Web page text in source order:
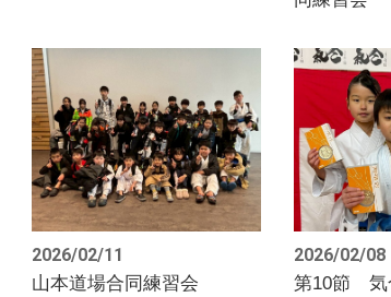
2026/02/11
山本道場合同練習会
2026/02/08
第10節 気